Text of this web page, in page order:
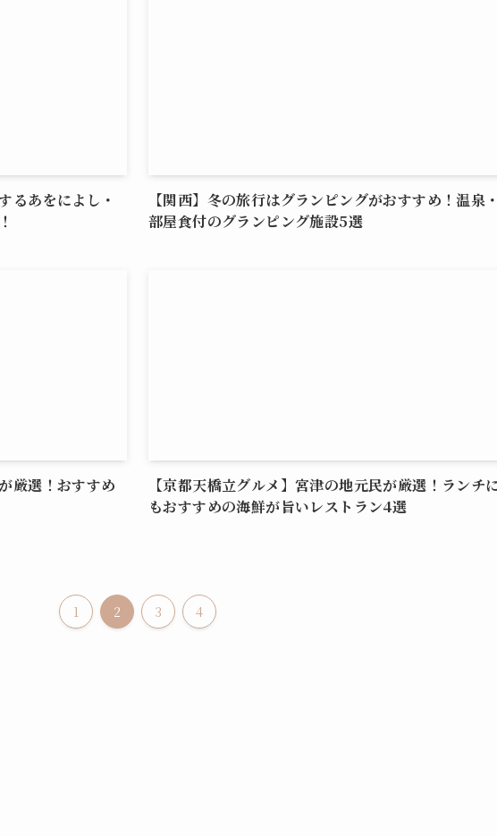
るあをによし・
【関西】冬の旅行はグランピングがおすすめ！温泉
部屋食付のグランピング施設5選
厳選！おすすめ
【京都天橋立グルメ】宮津の地元民が厳選！ランチ
もおすすめの海鮮が旨いレストラン4選
1 2 3 4